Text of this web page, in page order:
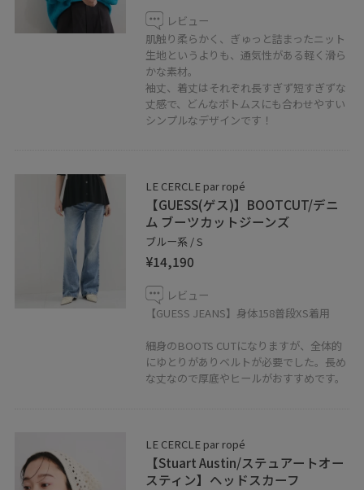
程よく厚手ですが落ち感があり、
肩周りはすっきりみえます。
長めな袖がもたつくのがこなれ感を出してくれます！
特に凝ったスタイリングでなくても
映えるカラーで素敵にコーディネートしてみてくださ
レビュー
肌触り柔らかく、ぎゅっと詰まったニット
生地というよりも、通気性がある軽く滑ら
かな素材。
袖丈、着丈はそれぞれ長すぎず短すぎずな
丈感で、どんなボトムスにも合わせやすい
シンプルなデザインです！
LE CERCLE par ropé
【GUESS(ゲス)】BOOTCUT/デニ
ム ブーツカットジーンズ
ブルー系 / S
¥14,190
レビュー
【GUESS JEANS】身体158普段XS着用
細身のBOOTS CUTになりますが、全体的
にゆとりがありベルトが必要でした。長め
な丈なので厚底やヒールがおすすめです。
LE CERCLE par ropé
【Stuart Austin/ステュアートオー
スティン】ヘッドスカーフ